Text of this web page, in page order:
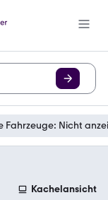
Fahrzeuge: Nicht
Kachelansicht